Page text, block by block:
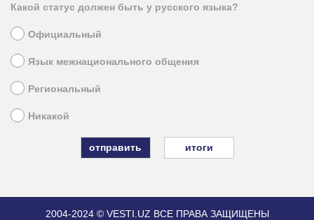
Какой статус должен быть у русского языка?
Официальный
Язык межнационального общения
Региональный
Никакой
итоги
2004-2024 © VESTI.UZ ВСЕ ПРАВА ЗАЩИЩЕНЫ